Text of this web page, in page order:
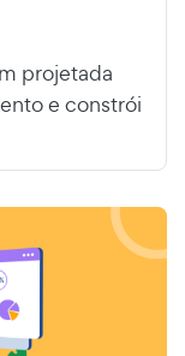
projetada
e constrói